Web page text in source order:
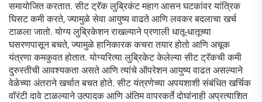
समायोजित करतात. सीट ट्रॅक लुब्रिकंट महाग आसन घटकांवर यांत्रिक
घिसट कमी करते, ज्यामुळे सेवा आयुष्य वाढते आणि लवकर बदलाचा खर्च
टाळला जातो. योग्य लुब्रिकेशन राखल्याने प्रणाली धातू-धातूच्या
घसरणपासून बचते, ज्यामुळे हानिकारक कचरा तयार होतो आणि अचूक
यंत्रणा कमकुवत होतात. योग्यरित्या लुब्रिकेट केलेल्या सीट ट्रॅकची कमी
दुरुस्तीची आवश्यकता असते आणि त्यांचे ऑपरेशन आयुष्य वाढत असल्याने
वेळेच्या अंतराने खर्चात बचत होते. सीट यंत्रणेच्या अपयशाशी संबंधित खर्चिक
वॉरंटी दावे टाळल्याने उत्पादक आणि अंतिम वापरकर्ते दोघांनाही अप्रत्याशित